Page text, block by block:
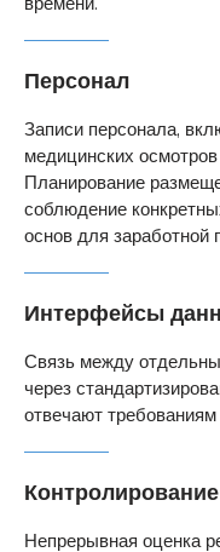
Персонал
Записи персонала,
медицинских
Планирование
соблюдение
основ для заработной
Интерфейсы
Связь между
через
отвечают
Контролирование
Непрерывная оценка